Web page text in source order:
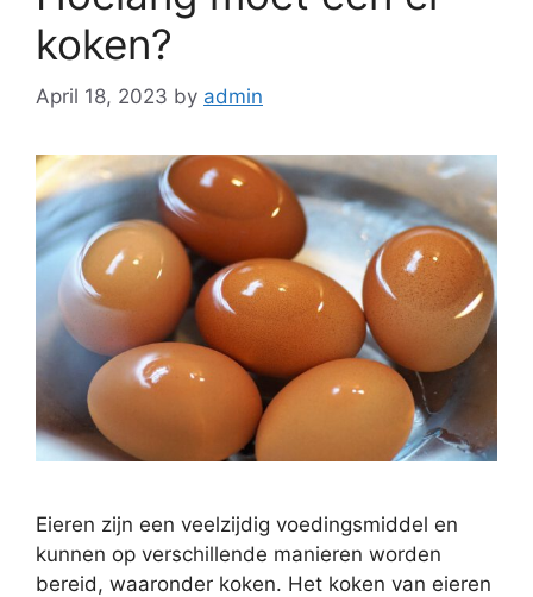
koken?
April 18, 2023 by admin
Eieren zijn een veelzijdig voedingsmiddel en
kunnen op verschillende manieren worden
bereid, waaronder koken. Het koken van eieren